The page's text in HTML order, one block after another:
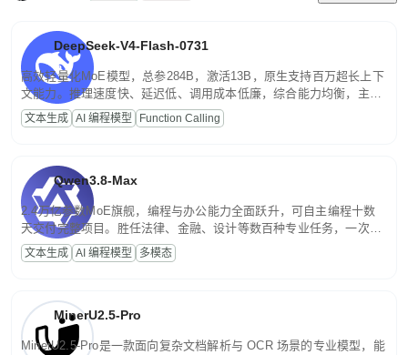
DeepSeek-V4-Flash-0731
高效轻量化MoE模型，总参284B，激活13B，原生支持百万超长上下
文能力。推理速度快、延迟低、调用成本低廉，综合能力均衡，主打
高并发、轻量化任务，适合日常对话、内容创作、基础 RAG、批量
文案处理等普惠刚需场景。
文本生成 AI 编程模型 Function Calling
Qwen3.8-Max
2.4万亿参数MoE旗舰，编程与办公能力全面跃升，可自主编程十数
天交付完整项目。胜任法律、金融、设计等数百种专业任务，一次对
话端到端交付生产级成果。原生视觉理解贯穿规划、执行与验证全流
程，支持超长文档与长视频的深度语义解析。长程任务中自主规划与
文本生成 AI 编程模型 多模态
MinerU2.5-Pro
MinerU2.5-Pro是一款面向复杂文档解析与 OCR 场景的专业模型，能